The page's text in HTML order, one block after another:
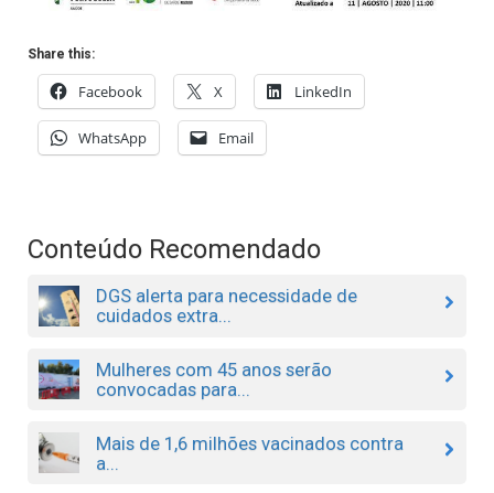
Share this:
Facebook X LinkedIn
WhatsApp Email
Conteúdo Recomendado
DGS alerta para necessidade de
cuidados extra...
Mulheres com 45 anos serão
convocadas para...
Mais de 1,6 milhões vacinados contra
a...